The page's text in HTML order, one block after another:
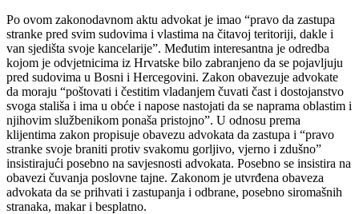
Po ovom zakonodavnom aktu advokat je imao “pravo da zastupa
stranke pred svim sudovima i vlastima na čitavoj teritoriji, dakle i
van sjedišta svoje kancelarije”. Međutim interesantna je odredba
kojom je odvjetnicima iz Hrvatske bilo zabranjeno da se pojavljuju
pred sudovima u Bosni i Hercegovini. Zakon obavezuje advokate
da moraju “poštovati i čestitim vladanjem čuvati čast i dostojanstvo
svoga stališa i ima u obće i napose nastojati da se naprama oblastim i
njihovim službenikom ponaša pristojno”. U odnosu prema
klijentima zakon propisuje obavezu advokata da zastupa i “pravo
stranke svoje braniti protiv svakomu gorljivo, vjerno i zdušno”
insistirajući posebno na savjesnosti advokata. Posebno se insistira na
obavezi čuvanja poslovne tajne. Zakonom je utvrđena obaveza
advokata da se prihvati i zastupanja i odbrane, posebno siromašnih
stranaka, makar i besplatno.